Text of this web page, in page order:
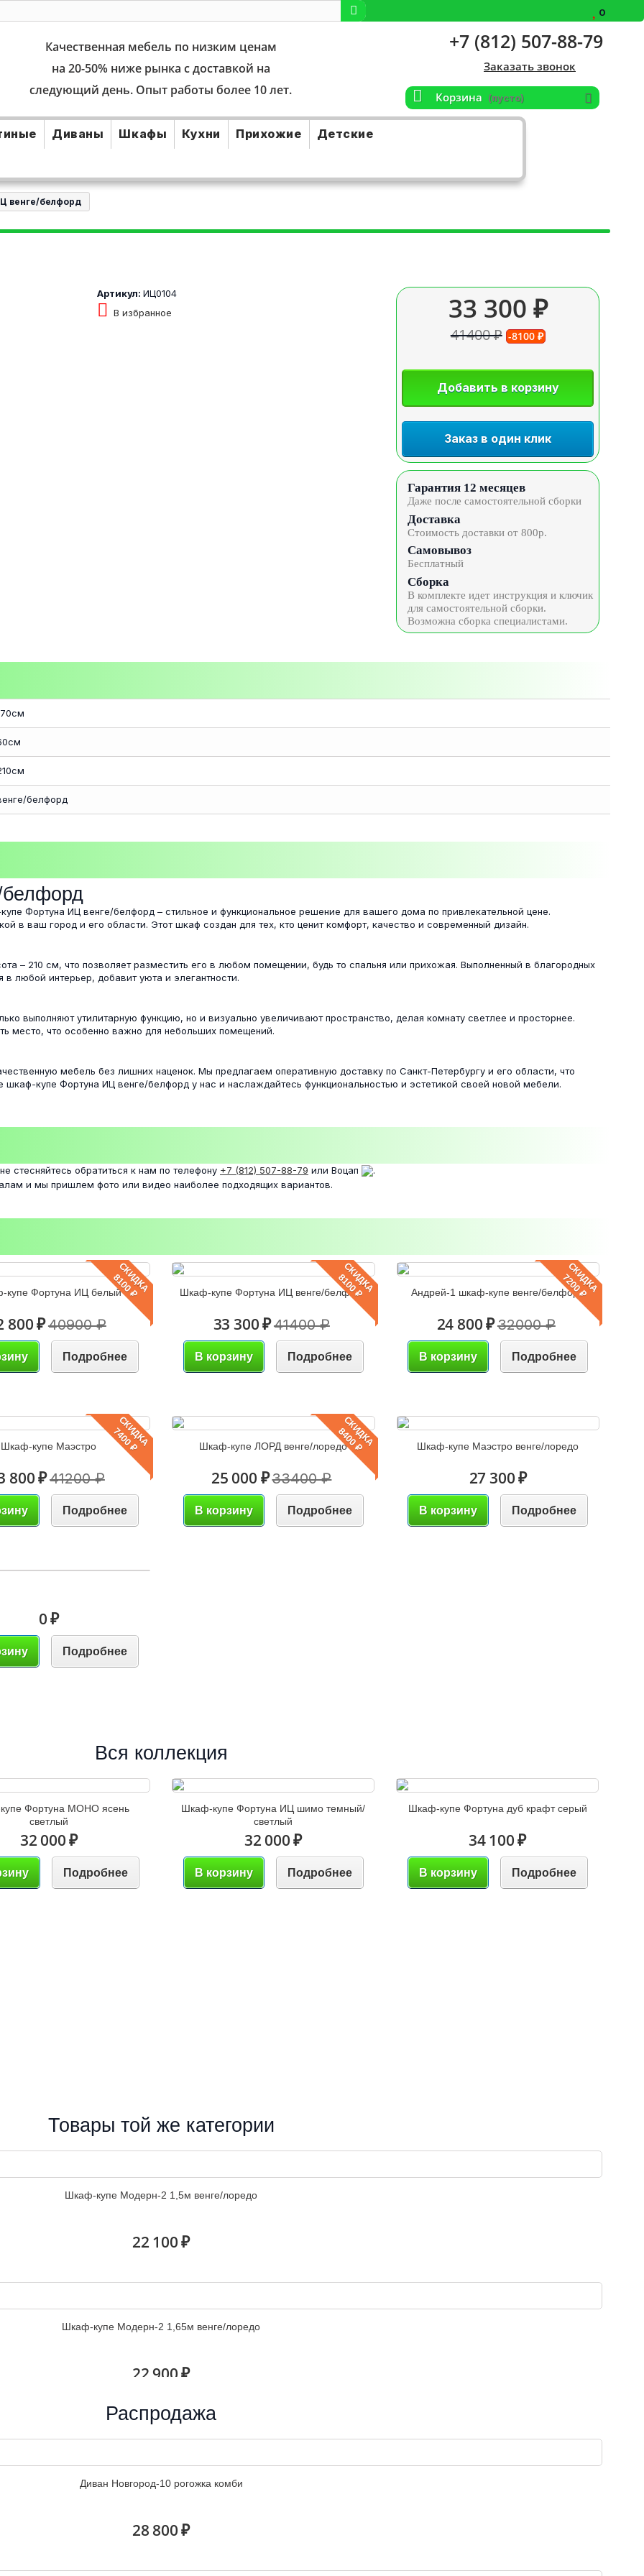
0
Качественная мебель по низким ценам
на 20-50% ниже рынка с доставкой на
следующий день. Опыт работы более 10 лет.
+7 (812) 507-88-79
Заказать звонок
Корзина (пусто)
Диваны Шкафы Кухни Прихожие
Детские
венге/белфорд
Артикул: ИЦ0104
В избранное
33 300 ₽
41400 ₽ -8100 ₽
Добавить в корзину
Заказ в один клик
Гарантия 12 месяцев
Даже после самостоятельной сборки
Доставка
Стоимость доставки от 800р.
Самовывоз
Бесплатный
Сборка
В комплекте идет инструкция и ключик
для самостоятельной сборки.
Возможна сборка специалистами.
белфорд
Фортуна ИЦ венге/белфорд – стильное и функциональное решение для вашего дома по привлекательной цене.
в ваш город и его области. Этот шкаф создан для тех, кто ценит комфорт, качество и современный дизайн.
– 210 см, что позволяет разместить его в любом помещении, будь то спальня или прихожая. Выполненный в благородных
любой интерьер, добавит уюта и элегантности.
выполняют утилитарную функцию, но и визуально увеличивают пространство, делая комнату светлее и просторнее.
место, что особенно важно для небольших помещений.
мебель без лишних наценок. Мы предлагаем оперативную доставку по Санкт-Петербургу и его области, что
купе Фортуна ИЦ венге/белфорд у нас и наслаждайтесь функциональностью и эстетикой своей новой мебели.
стесняйтесь обратиться к нам по телефону +7 (812) 507-88-79 или Воцап
.
и мы пришлем фото или видео наиболее подходящих вариантов.
СКИДКА
8100 ₽
купе Фортуна ИЦ белый
800 ₽40900 ₽
Подробнее
СКИДКА
8100 ₽
Шкаф-купе Фортуна ИЦ венге/белфорд
33 300 ₽41400 ₽
В корзину Подробнее
СКИДКА
7200 ₽
Андрей-1 шкаф-купе венге/белфорд
24 800 ₽32000 ₽
В корзину Подробнее
СКИДКА
7400 ₽
Шкаф-купе Маэстро
800 ₽41200 ₽
Подробнее
СКИДКА
8400 ₽
Шкаф-купе ЛОРД венге/лоредо
25 000 ₽33400 ₽
В корзину Подробнее
Шкаф-купе Маэстро венге/лоредо
27 300 ₽
В корзину Подробнее
0 ₽
Подробнее
Вся коллекция
Фортуна МОНО ясень
светлый
32 000 ₽
Подробнее
Шкаф-купе Фортуна ИЦ шимо темный/
светлый
32 000 ₽
В корзину Подробнее
Шкаф-купе Фортуна дуб крафт серый
34 100 ₽
В корзину Подробнее
Товары той же категории
Шкаф-купе Модерн-2 1,5м венге/лоредо
22 100 ₽
Шкаф-купе Модерн-2 1,65м венге/лоредо
22 900 ₽
Распродажа
Диван Новгород-10 рогожка комби
28 800 ₽